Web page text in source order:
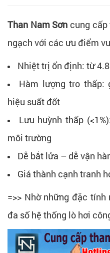
Than Nam Sơn cung cấp
ngạch với các ưu điểm
Nhiệt trị ổn định: từ
Hàm lượng tro thấp:
hiệu suất đốt
Lưu huỳnh thấp
môi trường
Dễ bắt lửa – dễ vận
Giá thành cạnh tranh
=>> Nhờ những đặc
đa số hệ thống lò hơi